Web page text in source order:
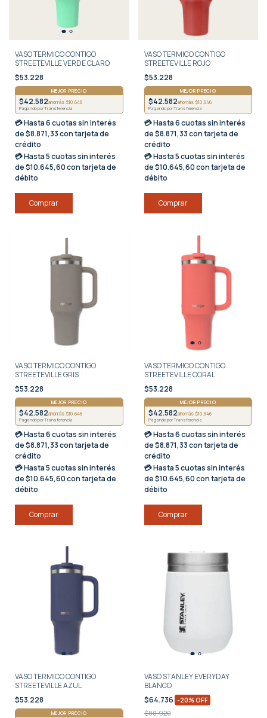
VASO TERMICO CONTIGO
STREETEVILLE VERDE CLARO
$53.228
MEJOR PRECIO
$42.582ahorrás $10.646
Pagando por Transferencia
💳 Hasta6 cuotas sin interés
de $8.871,33 con tarjeta de
crédito
💳 Hasta5 cuotas sin interés
de $10.645,60 con tarjeta de
débito
VASO TERMICO CONTIGO
STREETEVILLE ROJO
$53.228
MEJOR PRECIO
$42.582ahorrás $10.646
Pagando por Transferencia
💳 Hasta6 cuotas sin interés
de $8.871,33 con tarjeta de
crédito
💳 Hasta5 cuotas sin interés
de $10.645,60 con tarjeta de
débito
VASO TERMICO CONTIGO
STREETEVILLE GRIS
$53.228
MEJOR PRECIO
$42.582ahorrás $10.646
Pagando por Transferencia
💳 Hasta6 cuotas sin interés
de $8.871,33 con tarjeta de
crédito
💳 Hasta5 cuotas sin interés
de $10.645,60 con tarjeta de
débito
VASO TERMICO CONTIGO
STREETEVILLE CORAL
$53.228
MEJOR PRECIO
$42.582ahorrás $10.646
Pagando por Transferencia
💳 Hasta6 cuotas sin interés
de $8.871,33 con tarjeta de
crédito
💳 Hasta5 cuotas sin interés
de $10.645,60 con tarjeta de
débito
VASO TERMICO CONTIGO
STREETEVILLE AZUL
$53.228
MEJOR PRECIO
VASO STANLEY EVERYDAY
BLANCO
$64.736 -20%OFF
$80.920